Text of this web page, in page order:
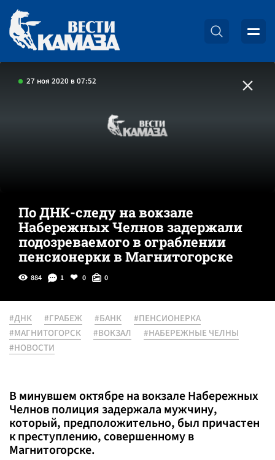
27 ноя 2020 в 07:52
По ДНК-следу на вокзале
Набережных Челнов задержали
подозреваемого в ограблении
пенсионерки в Магнитогорске
884 1 0 0
#ДНК #ГРАБЕЖ #БАНК
#ПЕНСИОНЕРКА
#МАГНИТОГОРСК
#ВОКЗАЛ
#НАБЕРЕЖНЫЕ ЧЕЛНЫ
#НОВОСТИ
В минувшем октябре на вокзале Набережных
Челнов полиция задержала мужчину,
который, предположительно, был причастен
к преступлению, совершенному в
Магнитогорске.